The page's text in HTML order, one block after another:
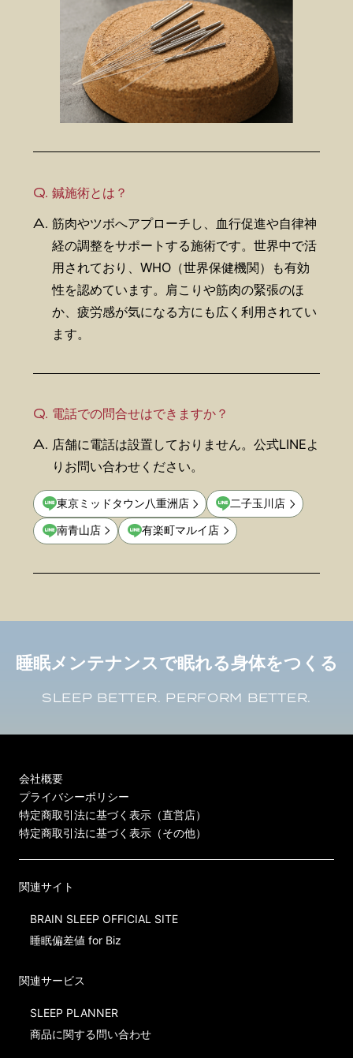
Q. 鍼施術とは？
A. 筋肉やツボへアプローチし、血行促進や自律神
経の調整をサポートする施術です。世界中で活
用されており、WHO（世界保健機関）も有効
性を認めています。肩こりや筋肉の緊張のほ
か、疲労感が気になる方にも広く利用されてい
ます。
Q. 電話での問合せはできますか？
A. 店舗に電話は設置しておりません。公式LINEよ
りお問い合わせください。
東京ミッドタウン八重洲店 二子玉川店
南青山店 有楽町マルイ店
睡眠メンテナンスで眠れる身体をつくる
SLEEP BETTER. PERFORM BETTER.
会社概要
プライバシーポリシー
特定商取引法に基づく表示（直営店）
特定商取引法に基づく表示（その他）
関連サイト
BRAIN SLEEP OFFICIAL SITE
睡眠偏差値 for Biz
関連サービス
SLEEP PLANNER
商品に関する問い合わせ